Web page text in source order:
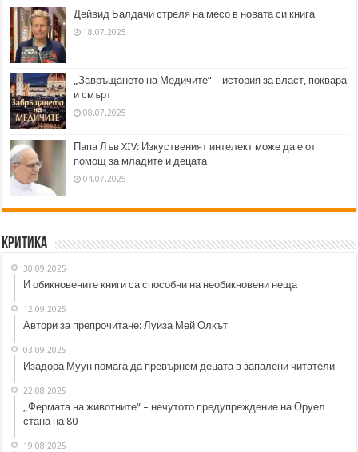
Дейвид Балдачи стреля на месо в новата си книга
18.07.2025
„Завръщането на Медичите“ – история за власт, поквара
и смърт
08.07.2025
Папа Лъв XIV: Изкуственият интелект може да е от
помощ за младите и децата
04.07.2025
Критика
30.09.2025
И обикновените книги са способни на необикновени неща
12.09.2025
Автори за препрочитане: Луиза Мей Олкът
03.09.2025
Изадора Муун помага да превърнем децата в запалени читатели
22.08.2025
„Фермата на животните“ – нечутото предупреждение на Оруел
стана на 80
19.08.2025